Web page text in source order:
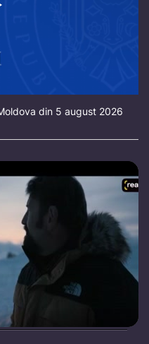
din 5 august 2026